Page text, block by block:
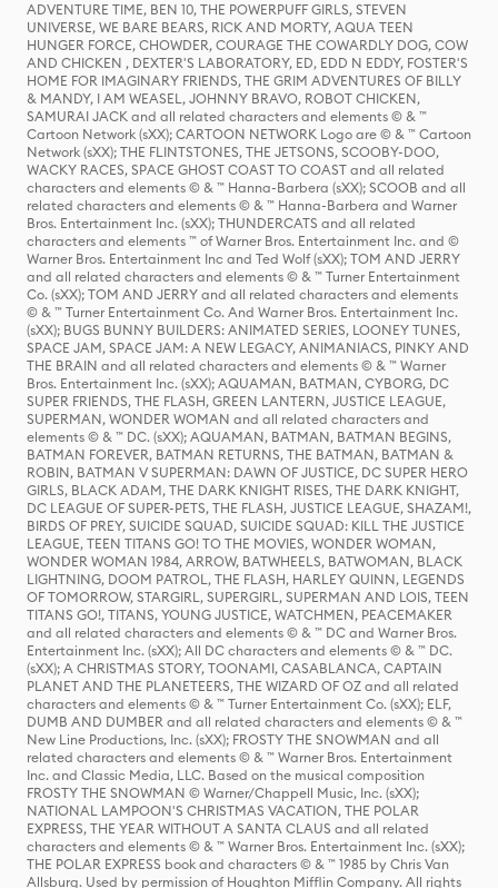
ADVENTURE TIME, BEN 10, THE POWERPUFF GIRLS, STEVEN
UNIVERSE, WE BARE BEARS, RICK AND MORTY, AQUA TEEN
HUNGER FORCE, CHOWDER, COURAGE THE COWARDLY DOG, COW
AND CHICKEN , DEXTER'S LABORATORY, ED, EDD N EDDY, FOSTER'S
HOME FOR IMAGINARY FRIENDS, THE GRIM ADVENTURES OF BILLY
& MANDY, I AM WEASEL, JOHNNY BRAVO, ROBOT CHICKEN,
SAMURAI JACK and all related characters and elements © & ™
Cartoon Network (sXX); CARTOON NETWORK Logo are © & ™ Cartoon
Network (sXX); THE FLINTSTONES, THE JETSONS, SCOOBY-DOO,
WACKY RACES, SPACE GHOST COAST TO COAST and all related
characters and elements © & ™ Hanna-Barbera (sXX); SCOOB and all
related characters and elements © & ™ Hanna-Barbera and Warner
Bros. Entertainment Inc. (sXX); THUNDERCATS and all related
characters and elements ™ of Warner Bros. Entertainment Inc. and ©
Warner Bros. Entertainment Inc and Ted Wolf (sXX); TOM AND JERRY
and all related characters and elements © & ™ Turner Entertainment
Co. (sXX); TOM AND JERRY and all related characters and elements
© & ™ Turner Entertainment Co. And Warner Bros. Entertainment Inc.
(sXX); BUGS BUNNY BUILDERS: ANIMATED SERIES, LOONEY TUNES,
SPACE JAM, SPACE JAM: A NEW LEGACY, ANIMANIACS, PINKY AND
THE BRAIN and all related characters and elements © & ™ Warner
Bros. Entertainment Inc. (sXX); AQUAMAN, BATMAN, CYBORG, DC
SUPER FRIENDS, THE FLASH, GREEN LANTERN, JUSTICE LEAGUE,
SUPERMAN, WONDER WOMAN and all related characters and
elements © & ™ DC. (sXX); AQUAMAN, BATMAN, BATMAN BEGINS,
BATMAN FOREVER, BATMAN RETURNS, THE BATMAN, BATMAN &
ROBIN, BATMAN V SUPERMAN: DAWN OF JUSTICE, DC SUPER HERO
GIRLS, BLACK ADAM, THE DARK KNIGHT RISES, THE DARK KNIGHT,
DC LEAGUE OF SUPER-PETS, THE FLASH, JUSTICE LEAGUE, SHAZAM!,
BIRDS OF PREY, SUICIDE SQUAD, SUICIDE SQUAD: KILL THE JUSTICE
LEAGUE, TEEN TITANS GO! TO THE MOVIES, WONDER WOMAN,
WONDER WOMAN 1984, ARROW, BATWHEELS, BATWOMAN, BLACK
LIGHTNING, DOOM PATROL, THE FLASH, HARLEY QUINN, LEGENDS
OF TOMORROW, STARGIRL, SUPERGIRL, SUPERMAN AND LOIS, TEEN
TITANS GO!, TITANS, YOUNG JUSTICE, WATCHMEN, PEACEMAKER
and all related characters and elements © & ™ DC and Warner Bros.
Entertainment Inc. (sXX); All DC characters and elements © & ™ DC.
(sXX); A CHRISTMAS STORY, TOONAMI, CASABLANCA, CAPTAIN
PLANET AND THE PLANETEERS, THE WIZARD OF OZ and all related
characters and elements © & ™ Turner Entertainment Co. (sXX); ELF,
DUMB AND DUMBER and all related characters and elements © & ™
New Line Productions, Inc. (sXX); FROSTY THE SNOWMAN and all
related characters and elements © & ™ Warner Bros. Entertainment
Inc. and Classic Media, LLC. Based on the musical composition
FROSTY THE SNOWMAN © Warner/Chappell Music, Inc. (sXX);
NATIONAL LAMPOON'S CHRISTMAS VACATION, THE POLAR
EXPRESS, THE YEAR WITHOUT A SANTA CLAUS and all related
characters and elements © & ™ Warner Bros. Entertainment Inc. (sXX);
THE POLAR EXPRESS book and characters © & ™ 1985 by Chris Van
Allsburg. Used by permission of Houghton Mifflin Company. All rights